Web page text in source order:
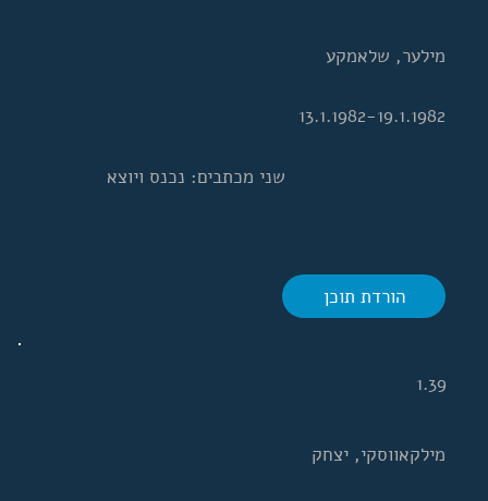
הורדת תוכן
שני מכתבים: נכנס ויוצא
13.1.1982-19.1.1982
מילער, שלאמקע
מילקאווסקי, יצחק
1.39